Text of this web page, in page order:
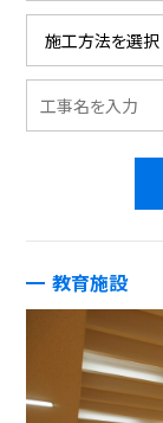
教育施設